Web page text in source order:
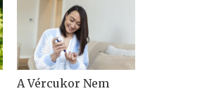
A Vércukor Nem